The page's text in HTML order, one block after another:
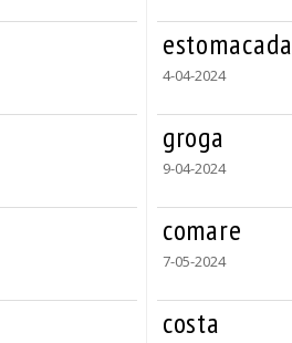
estomacada
4-04-2024
groga
9-04-2024
comare
7-05-2024
costa